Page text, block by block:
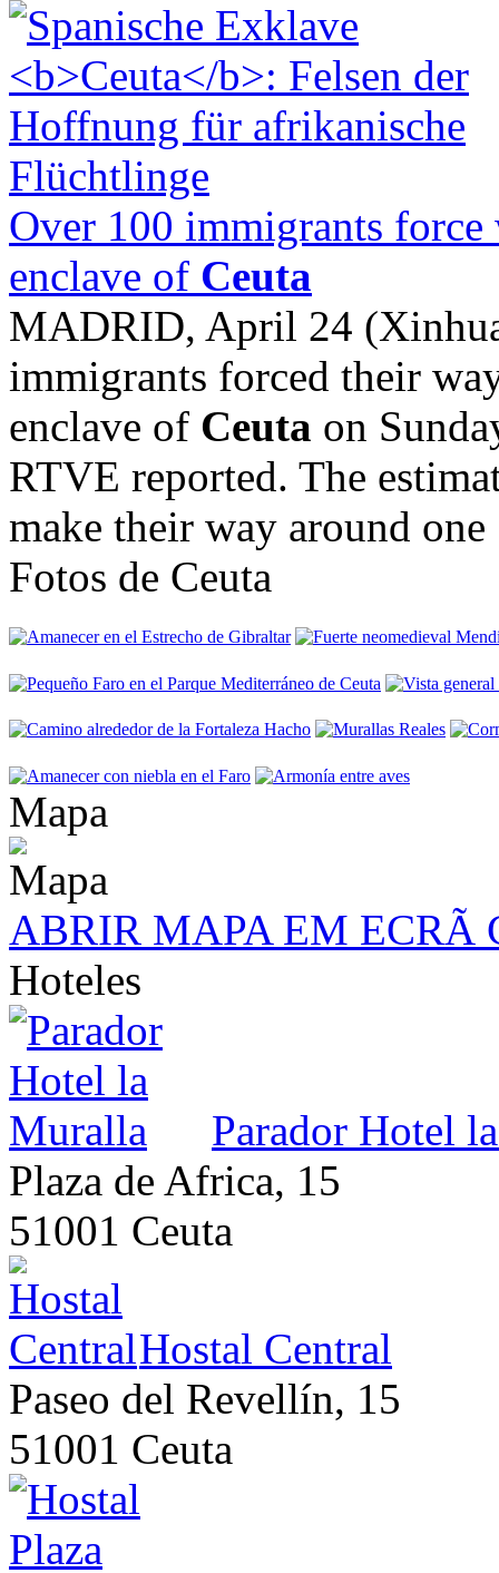
Over 100 immigrants
enclave of Ceuta
MADRID, April 24
immigrants forced their
enclave of Ceuta on
RTVE reported. The
make their way around one
Fotos de Ceuta
Mapa
ABRIR MAPA EM ECRÃ
Hoteles
Parador Hotel
Plaza de Africa, 15
51001 Ceuta
Hostal Central
Paseo del Revellín, 15
51001 Ceuta